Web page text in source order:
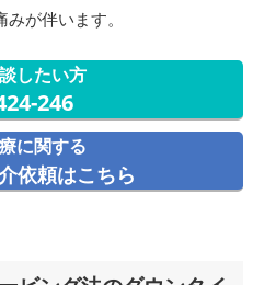
が伴います。
したい方
246
に関する
依頼はこちら